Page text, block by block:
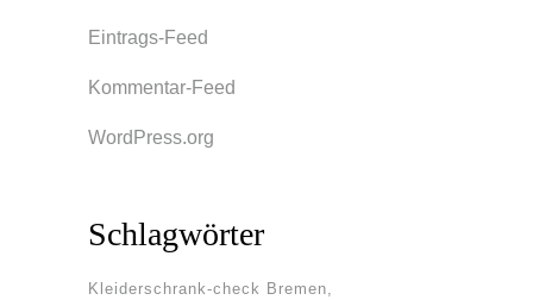
Eintrags-Feed
Kommentar-Feed
WordPress.org
Schlagwörter
Kleiderschrank-check Bremen